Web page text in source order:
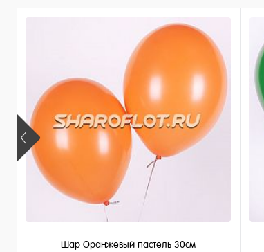
В избранное
Шар Оранжевый пастель 30см